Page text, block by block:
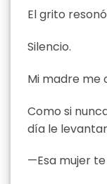
El grito
Silencio.
Mi madre me
Como si
día le
—Esa mujer